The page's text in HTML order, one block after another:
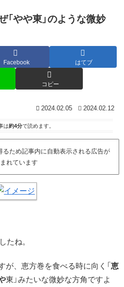
「やや東」のような微妙
Facebook はてブ
コピー
2024.02.05 2024.02.12
は約4分で読めます。
ため記事内に自動表示される広告が
れています
たね。
すが、恵方巻を食べる時に向く「 恵
東」みたいな微妙な方角ですよ